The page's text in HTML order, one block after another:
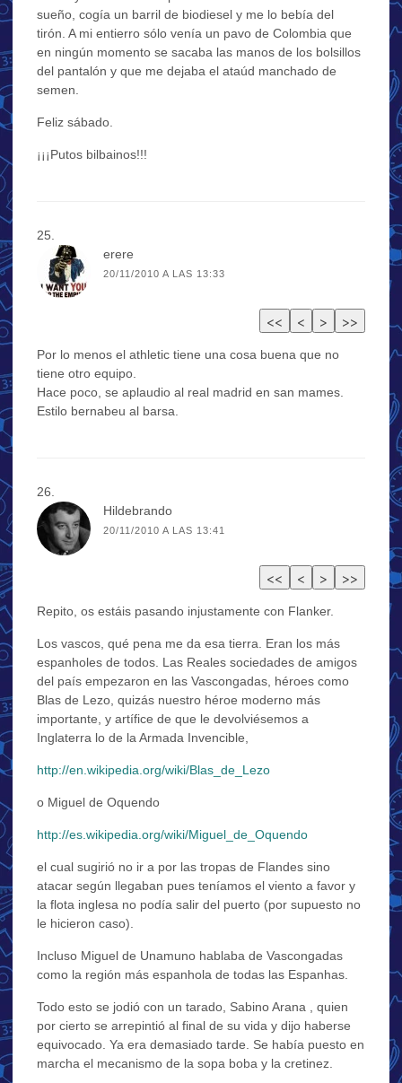
sueño, cogía un barril de biodiesel y me lo bebía del
tirón. A mi entierro sólo venía un pavo de Colombia que
en ningún momento se sacaba las manos de los bolsillos
del pantalón y que me dejaba el ataúd manchado de
semen.
Feliz sábado.
¡¡¡Putos bilbainos!!!
erere
20/11/2010 A LAS 13:33
Por lo menos el athletic tiene una cosa buena que no
tiene otro equipo.
Hace poco, se aplaudio al real madrid en san mames.
Estilo bernabeu al barsa.
Hildebrando
20/11/2010 A LAS 13:41
Repito, os estáis pasando injustamente con Flanker.
Los vascos, qué pena me da esa tierra. Eran los más
espanholes de todos. Las Reales sociedades de amigos
del país empezaron en las Vascongadas, héroes como
Blas de Lezo, quizás nuestro héroe moderno más
importante, y artífice de que le devolviésemos a
Inglaterra lo de la Armada Invencible,
http://en.wikipedia.org/wiki/Blas_de_Lezo
o Miguel de Oquendo
http://es.wikipedia.org/wiki/Miguel_de_Oquendo
el cual sugirió no ir a por las tropas de Flandes sino
atacar según llegaban pues teníamos el viento a favor y
la flota inglesa no podía salir del puerto (por supuesto no
le hicieron caso).
Incluso Miguel de Unamuno hablaba de Vascongadas
como la región más espanhola de todas las Espanhas.
Todo esto se jodió con un tarado, Sabino Arana , quien
por cierto se arrepintió al final de su vida y dijo haberse
equivocado. Ya era demasiado tarde. Se había puesto en
marcha el mecanismo de la sopa boba y la cretinez.